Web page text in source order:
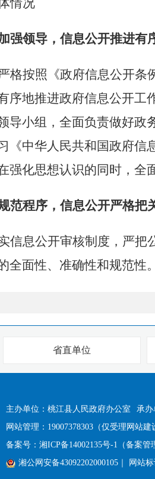
情况
加强领导，信息公开推进有
格按照《政府信息公开条
序地推进政府信息公开工
导小组，全面负责做好政
《中华人民共和国政府信
强化思想认识的同时，全
规范程序，信息公开严格把
信息公开审核制度，严把
全面性、准确性和规范性
高效率，信息公开及时主
公开为常态、不公开为例
和更新县政府网站上开设
相关的政策、法规、动态
省直单位
主办单位：桃江县人民政府办公室
承办
网站管理：19007378303（仅受理网站建
备案号： 湘ICP备14002135号-1（备案管
湘公网安备43092202000105 ｜ 网站